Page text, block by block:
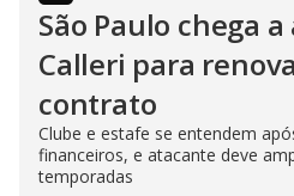
São Paulo chega
Calleri para
contrato
Clube e estafe se entendem
financeiros, e atacante deve
temporadas